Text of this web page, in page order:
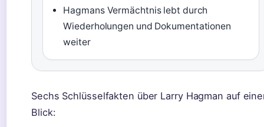
Hagmans Vermächtnis lebt durch
Wiederholungen und Dokumentationen
weiter
Sechs Schlüsselfakten über Larry Hagman auf
Blick: